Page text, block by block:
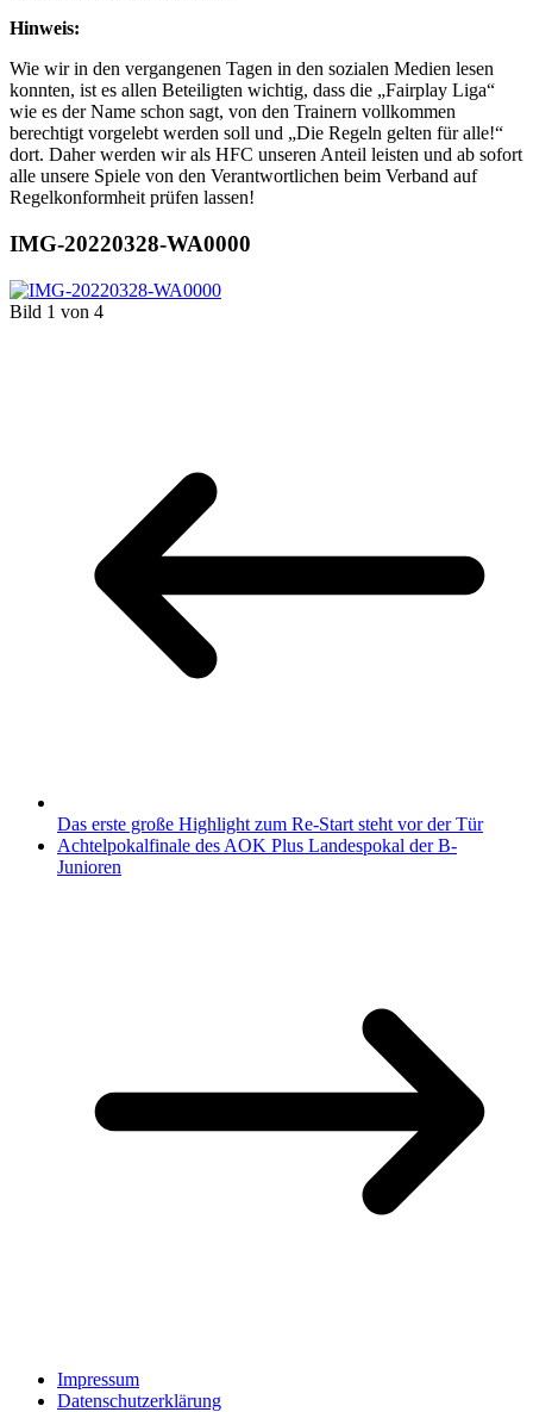
Hinweis:
Wie wir in den vergangenen Tagen in den sozialen Medien lesen
konnten, ist es allen Beteiligten wichtig, dass die „Fairplay Liga“
wie es der Name schon sagt, von den Trainern vollkommen
berechtigt vorgelebt werden soll und „Die Regeln gelten für alle!“
dort. Daher werden wir als HFC unseren Anteil leisten und ab sofort
alle unsere Spiele von den Verantwortlichen beim Verband auf
Regelkonformheit prüfen lassen!
IMG-20220328-WA0000
Bild 1 von 4
Das erste große Highlight zum Re-Start steht vor der Tür
Achtelpokalfinale des AOK Plus Landespokal der B-
Junioren
Impressum
Datenschutzerklärung